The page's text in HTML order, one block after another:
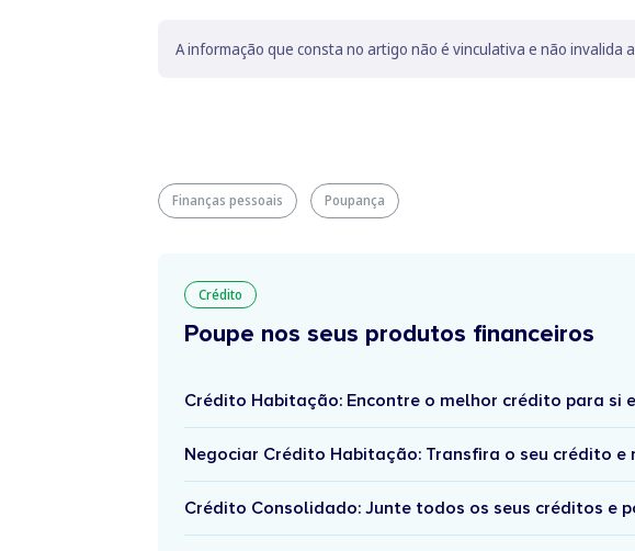
A informação que consta no artigo não é vinculativa e não
Finanças pessoais Poupança
Crédito
Poupe nos seus produtos financeiros
Crédito Habitação: Encontre o melhor crédito para si
Negociar Crédito Habitação: Transfira o seu crédito
Crédito Consolidado: Junte todos os seus créditos e